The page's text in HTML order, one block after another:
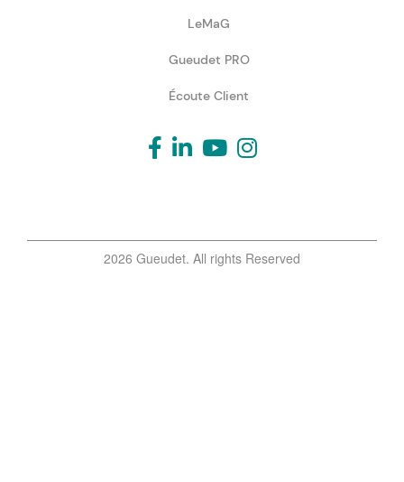
LeMaG
Gueudet PRO
Écoute Client
2026 Gueudet. All rights Reserved